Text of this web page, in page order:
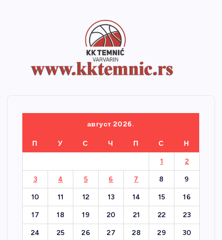
август 2026.
П У С Ч П С Н
1 2
3 4 5 6 7 8 9
10 11 12 13 14 15 16
17 18 19 20 21 22 23
24 25 26 27 28 29 30